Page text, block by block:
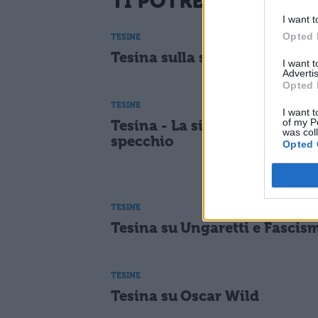
I want
Opted
I want
Opted
I want
of my
was
Opted
TESINE
Tesina sulla satira
TESINE
Tesina - La simbologia dello
specchio
TESINE
Tesina su Ungaretti e
TESINE
Tesina su Oscar Wild